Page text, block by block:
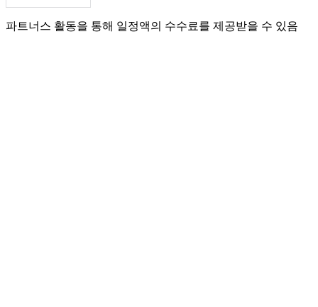
파트너스 활동을 통해 일정액의 수수료를 제공받을 수 있음